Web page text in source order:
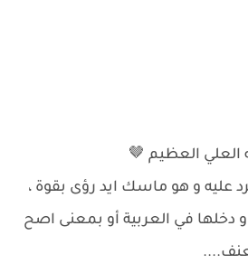
العلي العظيم 🤎
عليه و هو ماسك ايد رؤى بقوة ،
دخلها في العربية أو بمعنى اصح